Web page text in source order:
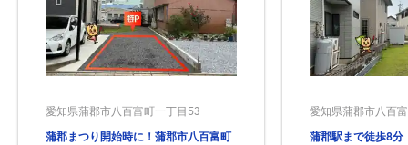
愛知県蒲郡市八百富町一丁目53
蒲郡まつり開始時に！蒲郡市八百富町
愛知県蒲郡市八百
蒲郡駅まで徒歩8分